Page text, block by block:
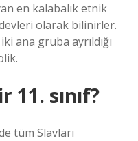
en kalabalık etnik
olarak bilinirler.
ana gruba ayrıldığı
11. sınıf?
tüm Slavları